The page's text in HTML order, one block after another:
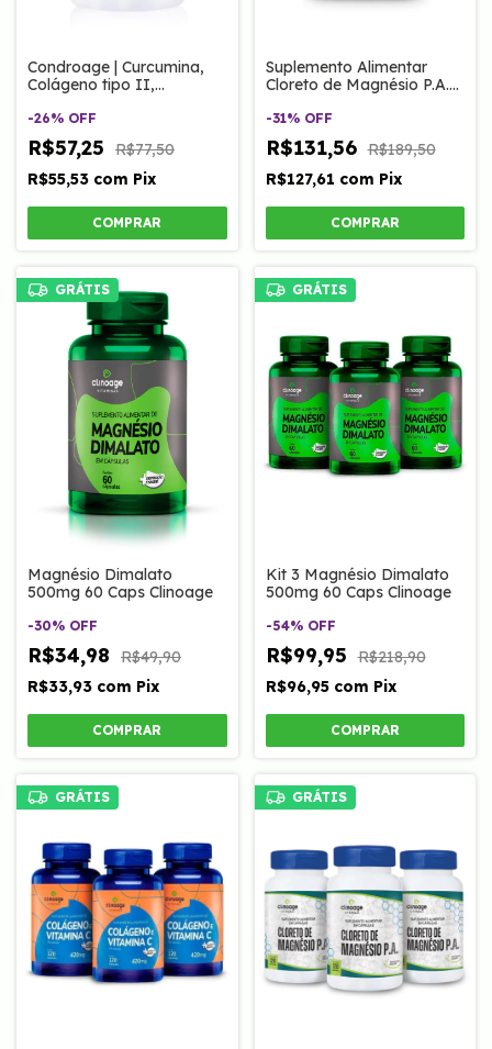
Condroage | Curcumina,
Colágeno tipo II,
Clinoage
-26% OFF
R$57,25
R$77,50
R$55,53 com Pix
Suplemento Alimentar
Cloreto de Magnésio P.A.
-31% OFF
R$131,56 R$189,50
R$127,61 com Pix
GRÁTIS
Magnésio Dimalato
500mg 60 Caps Clinoage
-30% OFF
R$34,98
R$49,90
R$33,93 com Pix
GRÁTIS
Kit 3 Magnésio Dimalato
500mg 60 Caps Clinoage
-54% OFF
R$99,95 R$218,90
R$96,95 com Pix
GRÁTIS GRÁTIS